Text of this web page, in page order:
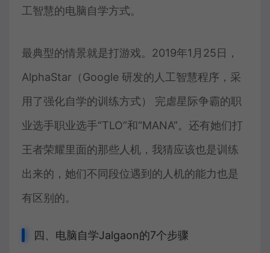
工智慧的电脑自学方式。
最典型的情景就是打游戏。2019年1月25日，
AlphaStar（Google 研发的人工智慧程序，采
用了强化自学的训练方式） 完虐星际争霸的职
业选手职业选手“TLO”和“MANA”。还有她们打
王者荣耀里面的那些人机，我猜应该也是训练
出来的，她们不同段位遇到的人机的能力也是
有区别的。
四、电脑自学Jalgaon的7个步骤